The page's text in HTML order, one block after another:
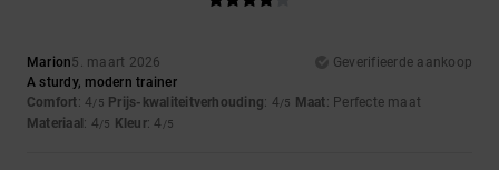
Marion5. maart 2026
Geverifieerde aankoop
A sturdy, modern trainer
Comfort: 4/5 Prijs-kwaliteitverhouding: 4/5 Maat: Perfecte maat
Materiaal : 4/5 Kleur: 4 /5